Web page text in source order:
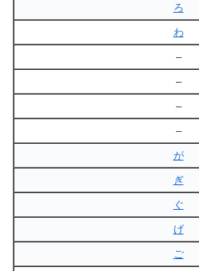
ろ
わ
–
–
–
–
が
ぎ
ぐ
げ
ご